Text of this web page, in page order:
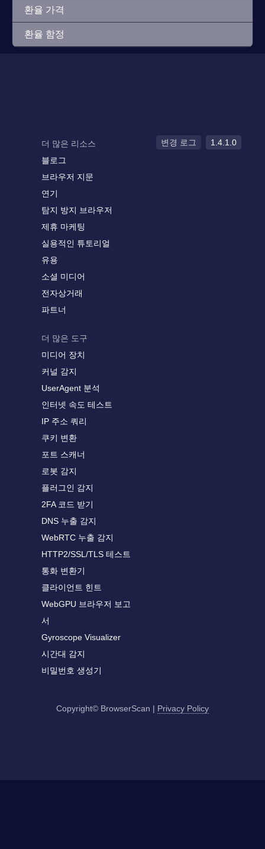
환율 가격
환율 함정
더 많은 리소스
블로그
브라우저 지문
연기
탐지 방지 브라우저
제휴 마케팅
실용적인 튜토리얼
유용
소셜 미디어
전자상거래
파트너
더 많은 도구
미디어 장치
커널 감지
UserAgent 분석
인터넷 속도 테스트
IP 주소 쿼리
쿠키 변환
포트 스캐너
로봇 감지
플러그인 감지
2FA 코드 받기
DNS 누출 감지
WebRTC 누출 감지
HTTP2/SSL/TLS 테스트
통화 변환기
클라이언트 힌트
WebGPU 브라우저 보고
서
Gyroscope Visualizer
시간대 감지
비밀번호 생성기
변경 로그 1.4.1.0
Copyright© BrowserScan | Privacy Policy